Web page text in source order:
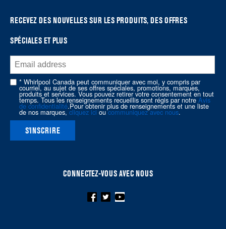
the
this
page
RECEVEZ DES NOUVELLES SUR LES PRODUITS, DES OFFRES
SPÉCIALES ET PLUS
* Whirlpool Canada peut communiquer avec moi, y compris par
courriel, au sujet de ses offres spéciales, promotions, marques,
produits et services. Vous pouvez retirer votre consentement en tout
temps. Tous les renseignements recueillis sont régis par notreAvis
de confidentialité.Pour obtenir plus de renseignements et une liste
de nos marques,cliquez icioucommuniquez avec nous.
S'INSCRIRE
CONNECTEZ-VOUS AVEC NOUS